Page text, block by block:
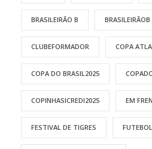
BRASILEIRÃO B BRASILEIRÃOB
CLUBEFORMADOR COPA
COPA DO BRASIL2025
COPINHASICREDI2025 EM
FESTIVAL DE TIGRES